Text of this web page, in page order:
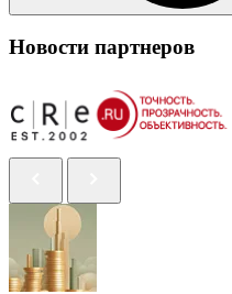
Новости партнеров